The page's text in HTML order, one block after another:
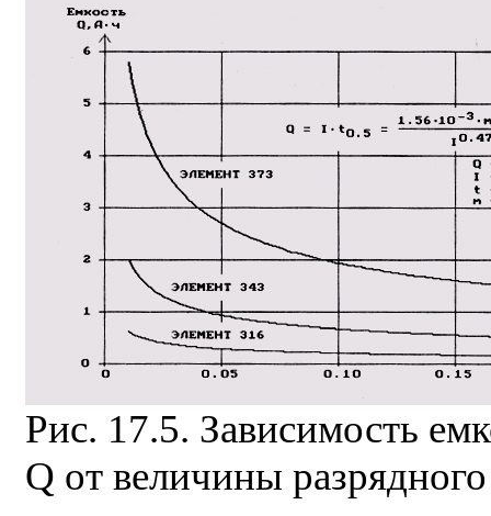
Рис. 17.5. Зависимость
Q от величины